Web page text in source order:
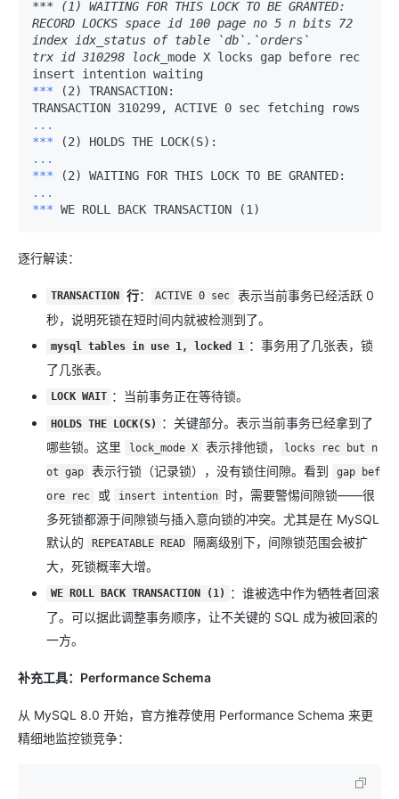
*** (1) WAITING FOR THIS LOCK TO BE GRANTED:
RECORD LOCKS space id 100 page no 5 n bits 72
index idx_status of table `db`.`orders`
trx id 310298 lock_ mode X locks gap before rec
***
(2) TRANSACTION:
***
***
***
逐行解读：
TRANSACTION ​行​： ACTIVE 0 sec
表示当前事务已经活跃 0
秒，说明死锁在短时间内就被检测到了。
mysql tables in use 1, locked 1 ​：事务用了几张表，锁
了几张表。
LOCK WAIT ​：当前事务正在等待锁。
HOLDS THE LOCK(S)
​：关键部分。表示当前事务已经拿到了
哪些锁。这里
lock_mode X 表示排他锁，
locks rec but n
ot gap
表示行锁（记录锁），没有锁住间隙。看到
gap bef
ore rec
或 insert intention
时，需要警惕间隙锁——很
多死锁都源于间隙锁与插入意向锁的冲突。尤其是在 MySQL
默认的
REPEATABLE READ
隔离级别下，间隙锁范围会被扩
大，死锁概率大增。
WE ROLL BACK TRANSACTION (1)
​：谁被选中作为牺牲者回滚
了。可以据此调整事务顺序，让不关键的 SQL 成为被回滚的
一方。
补充工具：Performance Schema
从 MySQL 8.0 开始，官方推荐使用 Performance Schema 来更
精细地监控锁竞争：